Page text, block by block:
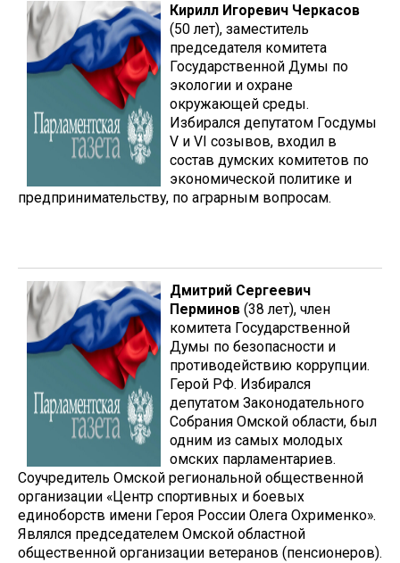
Кирилл Игоревич Черкасов
(50 лет), заместитель
председателя комитета
Государственной Думы по
экологии и охране
окружающей среды.
Избирался депутатом Госдумы
V и VI созывов, входил в
состав думских комитетов по
экономической политике и
предпринимательству, по аграрным вопросам.
Дмитрий Сергеевич
Перминов (38 лет), член
комитета Государственной
Думы по безопасности и
противодействию коррупции.
Герой РФ. Избирался
депутатом Законодательного
Собрания Омской области, был
одним из самых молодых
омских парламентариев.
Соучредитель Омской региональной общественной
организации «Центр спортивных и боевых
единоборств имени Героя России Олега Охрименко».
Являлся председателем Омской областной
общественной организации ветеранов (пенсионеров).